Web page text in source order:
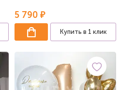
5 790 ₽
Купить в 1 клик